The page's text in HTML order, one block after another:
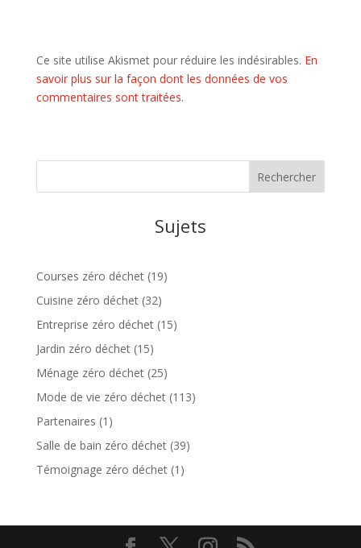
Ce site utilise Akismet pour réduire les indésirables. En
savoir plus sur la façon dont les données de vos
commentaires sont traitées.
Sujets
Courses zéro déchet(19)
Cuisine zéro déchet(32)
Entreprise zéro déchet(15)
Jardin zéro déchet(15)
Ménage zéro déchet(25)
Mode de vie zéro déchet(113)
Partenaires (1)
Salle de bain zéro déchet(39)
Témoignage zéro déchet(1)